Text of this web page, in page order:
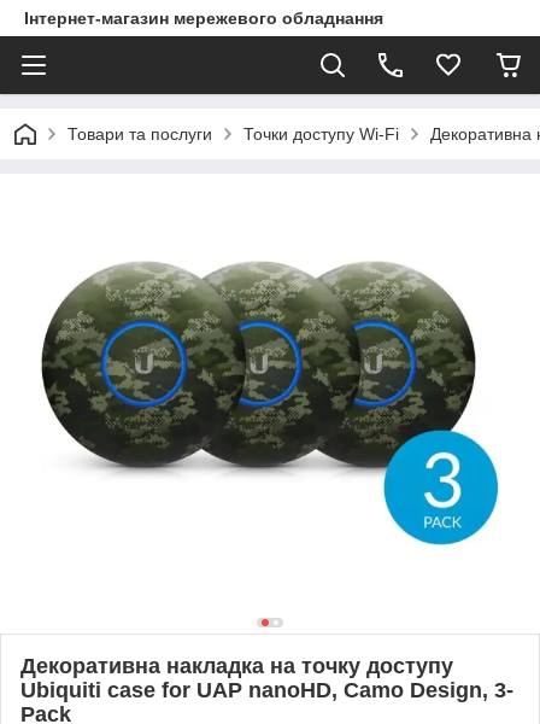
Інтернет-магазин мережевого обладнання
Товари та послуги Точки доступу Wi-Fi Декоративна
Декоративна накладка на точку доступу
Ubiquiti case for UAP nanoHD, Camo Design, 3-
Pack